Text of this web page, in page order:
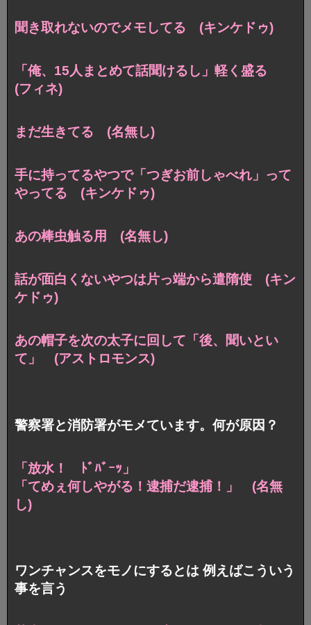
聞き取れないのでメモしてる (キンケドゥ)
「俺、15人まとめて話聞けるし」軽く盛る
(フィネ)
まだ生きてる (名無し)
手に持ってるやつで「つぎお前しゃべれ」って
やってる (キンケドゥ)
あの棒虫触る用 (名無し)
話が面白くないやつは片っ端から遣隋使 (キン
ケドゥ)
あの帽子を次の太子に回して「後、聞いとい
て」 (アストロモンス)
警察署と消防署がモメています。何が原因？
「放水！ ﾄﾞﾊﾞｰｯ」
「てめぇ何しやがる！逮捕だ逮捕！」 (名無
し)
ワンチャンスをモノにするとは 例えばこういう
事を言う